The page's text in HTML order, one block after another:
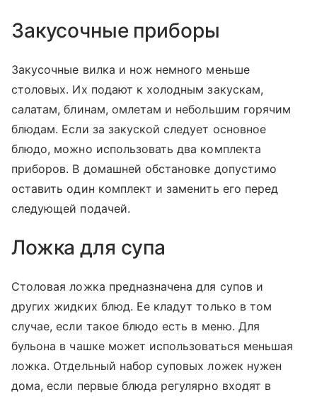
Закусочные приборы
Закусочные вилка и нож немного меньше
столовых. Их подают к холодным закускам,
салатам, блинам, омлетам и небольшим горячим
блюдам. Если за закуской следует основное
блюдо, можно использовать два комплекта
приборов. В домашней обстановке допустимо
оставить один комплект и заменить его перед
следующей подачей.
Ложка для супа
Столовая ложка предназначена для супов и
других жидких блюд. Ее кладут только в том
случае, если такое блюдо есть в меню. Для
бульона в чашке может использоваться меньшая
ложка. Отдельный набор суповых ложек нужен
дома, если первые блюда регулярно входят в